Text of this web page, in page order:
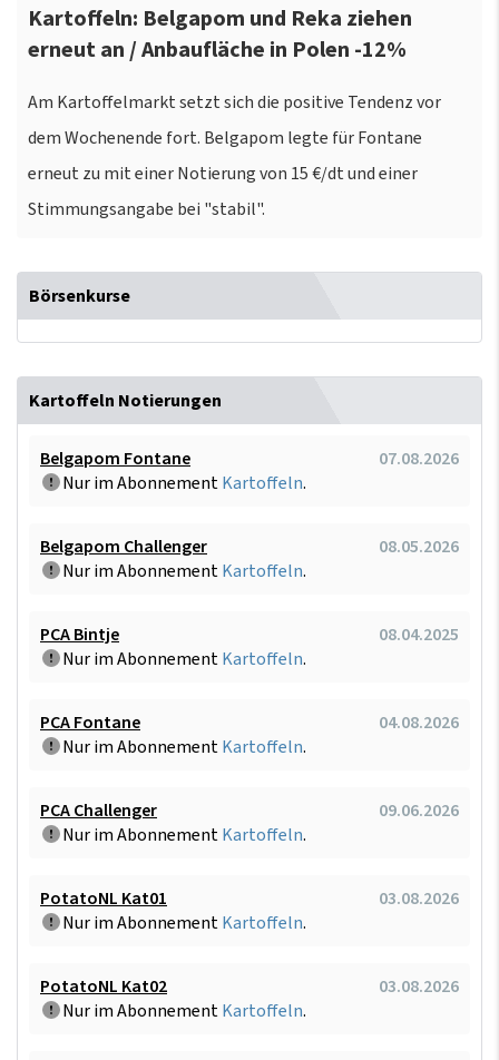
Kartoffeln: Belgapom und Reka ziehen
erneut an / Anbaufläche in Polen -12%
Am Kartoffelmarkt setzt sich die positive Tendenz vor
dem Wochenende fort. Belgapom legte für Fontane
erneut zu mit einer Notierung von 15 €/dt und einer
Stimmungsangabe bei "stabil".
Börsenkurse
Kartoffeln Notierungen
Belgapom Fontane
07.08.2026
Nur im AbonnementKartoffeln.
Belgapom Challenger
08.05.2026
Nur im AbonnementKartoffeln.
PCA Bintje
08.04.2025
Nur im AbonnementKartoffeln.
PCA Fontane
04.08.2026
Nur im AbonnementKartoffeln.
PCA Challenger
09.06.2026
Nur im AbonnementKartoffeln.
PotatoNL Kat01
03.08.2026
Nur im AbonnementKartoffeln.
PotatoNL Kat02
03.08.2026
Nur im AbonnementKartoffeln.